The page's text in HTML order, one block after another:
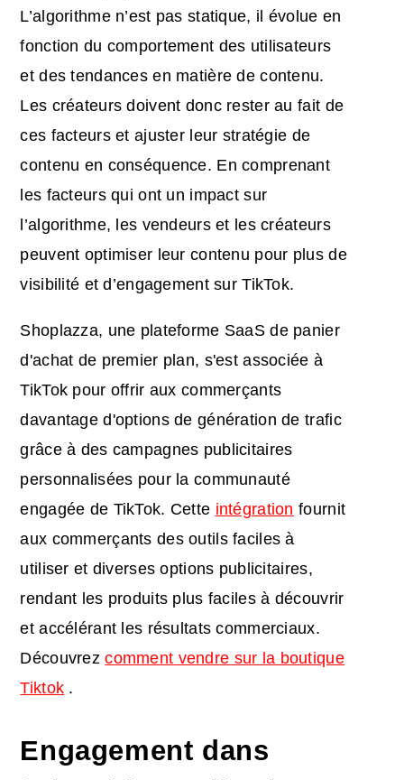
L’algorithme n’est pas statique, il évolue en
fonction du comportement des utilisateurs
et des tendances en matière de contenu.
Les créateurs doivent donc rester au fait de
ces facteurs et ajuster leur stratégie de
contenu en conséquence. En comprenant
les facteurs qui ont un impact sur
l’algorithme, les vendeurs et les créateurs
peuvent optimiser leur contenu pour plus de
visibilité et d’engagement sur TikTok.
Shoplazza, une plateforme SaaS de panier
d'achat de premier plan, s'est associée à
TikTok pour offrir aux commerçants
davantage d'options de génération de trafic
grâce à des campagnes publicitaires
personnalisées pour la communauté
engagée de TikTok. Cette intégration fournit
aux commerçants des outils faciles à
utiliser et diverses options publicitaires,
rendant les produits plus faciles à découvrir
et accélérant les résultats commerciaux.
Découvrezcomment vendre sur la boutique
Tiktok .
Engagement dans